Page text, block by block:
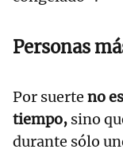
Personas
Por suerte no
tiempo, sino
durante sólo